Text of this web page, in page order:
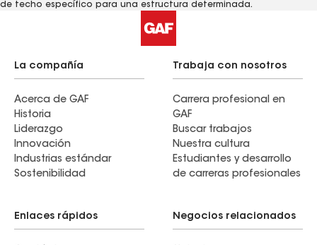
de techo específico para una estructura determinada.
La compañía
Acerca de GAF
Historia
Liderazgo
Innovación
Industrias estándar
Sostenibilidad
Trabaja con nosotros
Carrera profesional en
GAF
Buscar trabajos
Nuestra cultura
Estudiantes y desarrollo
de carreras profesionales
Enlaces rápidos Negocios relacionados